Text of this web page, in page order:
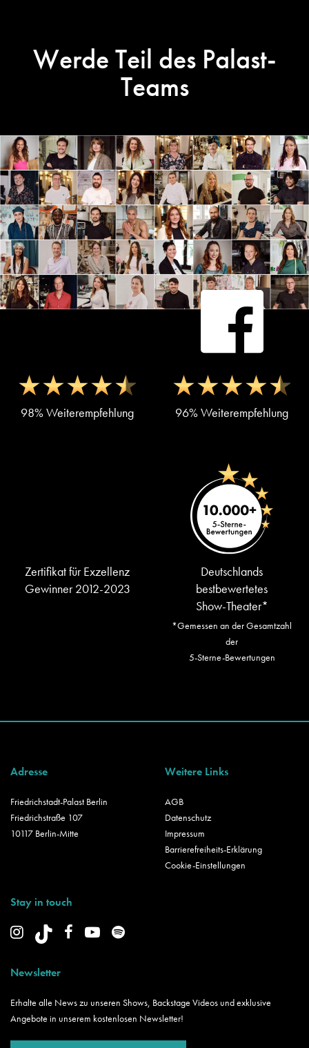
Werde Teil des Palast-
Teams
98% Weiterempfehlung 96% Weiterempfehlung
Zertifikat für Exzellenz
Gewinner 2012-2023
Deutschlands
bestbewertetes
Show-Theater*
*Gemessen an der Gesamtzahl
der
5-Sterne-Bewertungen
Adresse
Friedrichstadt-Palast Berlin
Friedrichstraße 107
10117 Berlin-Mitte
Weitere Links
AGB
Datenschutz
Impressum
Barrierefreiheits-Erklärung
Cookie-Einstellungen
Stay in touch
Newsletter
Erhalte alle News zu unseren Shows, Backstage Videos und exklusive
Angebote in unserem kostenlosen Newsletter!